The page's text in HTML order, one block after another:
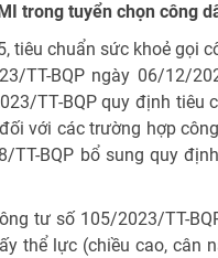
trong tuyển chọn công
tiêu chuẩn sức khoẻ gọi
TT-BQP ngày 06/12/
TT-BQP quy định
với các trường hợp
TT-BQP bổ sung quy
tư số 105/2023/TT-
thể lực (chiều cao, cân